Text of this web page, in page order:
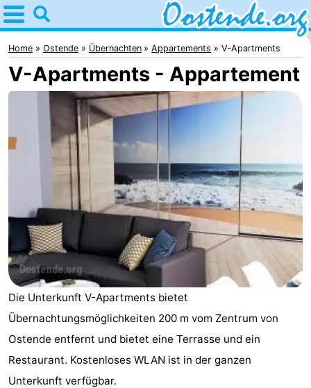
Home
Oostende
Tipps
kindern
Übernachten
Appartements
Campingplätze
Ferienhäuser
-
Breeduyn
-
Zimmer
Home Ostende Übernachten Appartements V-Apartments
V-Apartments - Appartement
Die Unterkunft V-Apartments bietet
Übernachtungsmöglichkeiten 200 m vom Zentrum von
Ostende entfernt und bietet eine Terrasse und ein
Restaurant. Kostenloses WLAN ist in der ganzen
Unterkunft verfügbar.